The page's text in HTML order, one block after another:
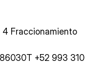
4 Fraccionamiento
T +52 993 310